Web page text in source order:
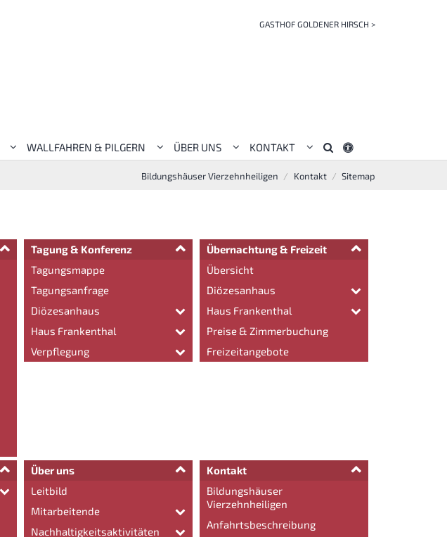
GASTHOF GOLDENER HIRSCH >
WALLFAHREN & PILGERN ÜBER UNS KONTAKT
Bildungshäuser Vierzehnheiligen Kontakt Sitemap
Tagung & Konferenz
Tagungsmappe
Tagungsanfrage
Diözesanhaus
Haus Frankenthal
Verpflegung
Übernachtung & Freizeit
Übersicht
Diözesanhaus
Haus Frankenthal
Preise & Zimmerbuchung
Freizeitangebote
Über uns
Leitbild
Mitarbeitende
Nachhaltigkeitsaktivitäten
Kontakt
Bildungshäuser
Vierzehnheiligen
Anfahrtsbeschreibung